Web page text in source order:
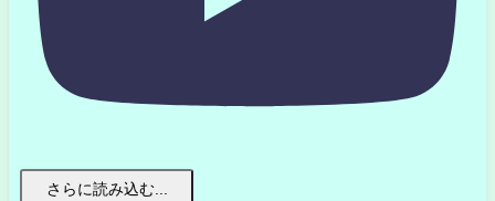
さらに読み込む...